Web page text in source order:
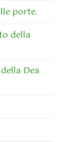
porte.
della
Dea